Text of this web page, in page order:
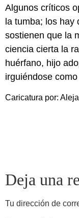
Algunos críticos
la tumba; los
sostienen que la
ciencia cierta la
huérfano, hijo
irguiéndose
Caricatura por:
Deja una
Tu dirección de